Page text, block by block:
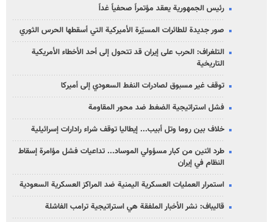
رئيس الجمهورية يعقد مؤتمراً صحفياً غداً
صور جديدة للطائرات المسيّرة الأميركية التي أسقطها الحرس الثوري
التلغراف: الحرب على إيران قد تتحول إلى أحد الأخطاء الأمريكية
التاريخية
توقف غير مسبوق لصادرات النفط السعودي إلى أميركا
فشل استراتيجية الضغط ضد محور المقاومة
خلاف بين روما وتل أبيب... إيطاليا توقف شراء رادارات إسرائيلية
طرد اثنين من كبار مسؤولي الموساد... تداعيات فشل مؤامرة إسقاط
النظام في إيران
استمرار العمليات العسكرية اليمنية ضد المراكز العسكرية السعودية
قاليباف: نشر الأخبار الملفقة هي استراتيجية ترامب الفاشلة